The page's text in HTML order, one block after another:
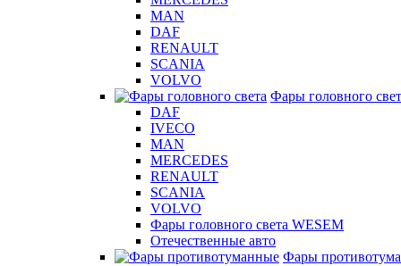
MAN
DAF
RENAULT
SCANIA
VOLVO
Фары головного
DAF
IVECO
MAN
MERCEDES
RENAULT
SCANIA
VOLVO
Фары головного света WESEM
Отечественные авто
Фары